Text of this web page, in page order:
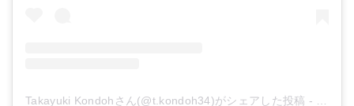
Takayuki Kondohさん(@t.kondoh34)がシェアした投稿 - 2019